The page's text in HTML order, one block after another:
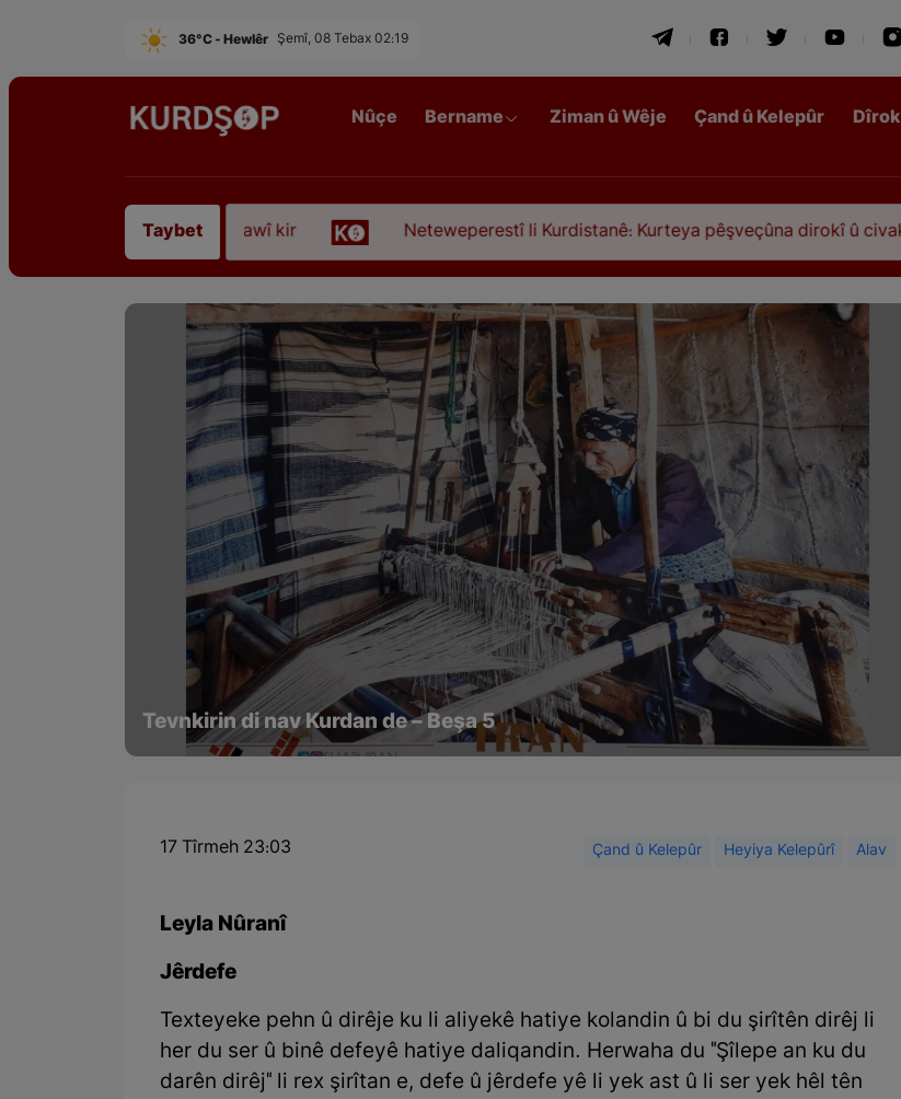
36°C - Hewlêr Şemî, 08 Tebax 02:19
Nûçe Bername Ziman û Wêje Çand û Kelepûr Dîrok
Taybet
koça dawî kir Neteweperestî li Kurdistanê: Kurteya pêşveçûna dirokî û civakî-siyasî
Tevnkirin di nav Kurdan de – Beşa 5
17 Tîrmeh 23:03 Çand û Kelepûr Heyiya Kelepûrî Alav
Leyla Nûranî
Jêrdefe
Texteyeke pehn û dirêje ku li aliyekê hatiye kolandin û bi du şirîtên dirêj li
her du ser û binê defeyê hatiye daliqandin. Herwaha du "Şîlepe an ku du
darên dirêj" li rex şirîtan e, defe û jêrdefe yê li yek ast û li ser yek hêl tên